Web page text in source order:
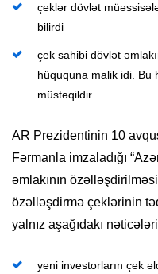
çeklər dövlət
bilirdi
çek sahibi dövlət
hüququna malik idi. Bu
müstəqildir.
AR Prezidentinin 10
Fərmanla imzaladığı
əmlakının
özəlləşdirmə çeklərinin
yalnız aşağıdakı
yeni investorların çek